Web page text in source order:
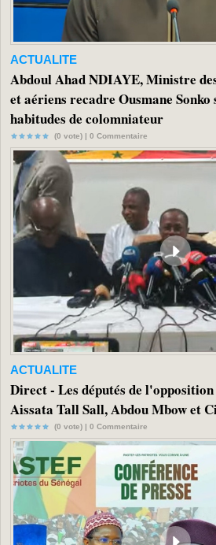
ACTUALITE
Abdoul Ahad NDIAYE, Ministre
et aériens recadre Ousmane Sonko
habitudes de colomniateur
(0 vote) | 0 Commentaire
ACTUALITE
Direct - Les députés de
Aissata Tall Sall, Abdou Mbow et
(0 vote) | 0 Commentaire